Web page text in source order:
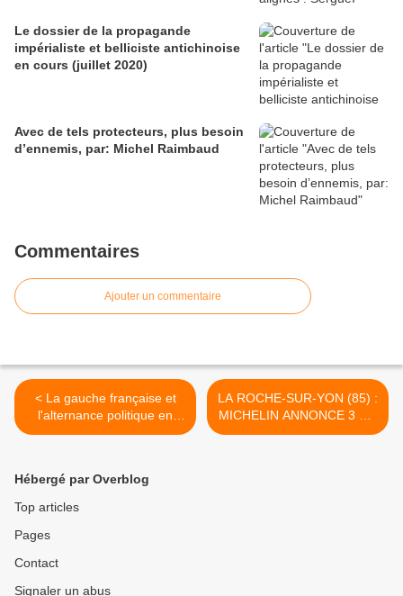
Le dossier de la propagande
impérialiste et belliciste antichinoise
en cours (juillet 2020)
Avec de tels protecteurs, plus besoin
d’ennemis, par: Michel Raimbaud
Commentaires
Ajouter un commentaire
< La gauche française et
l'alternance politique en
Côte d'Ivoire
LA ROCHE-SUR-YON (85) :
MICHELIN ANNONCE 3 A 7
JOURS DE CHOMAGE
Hébergé par Overblog
Top articles
Pages
Contact
Signaler un abus